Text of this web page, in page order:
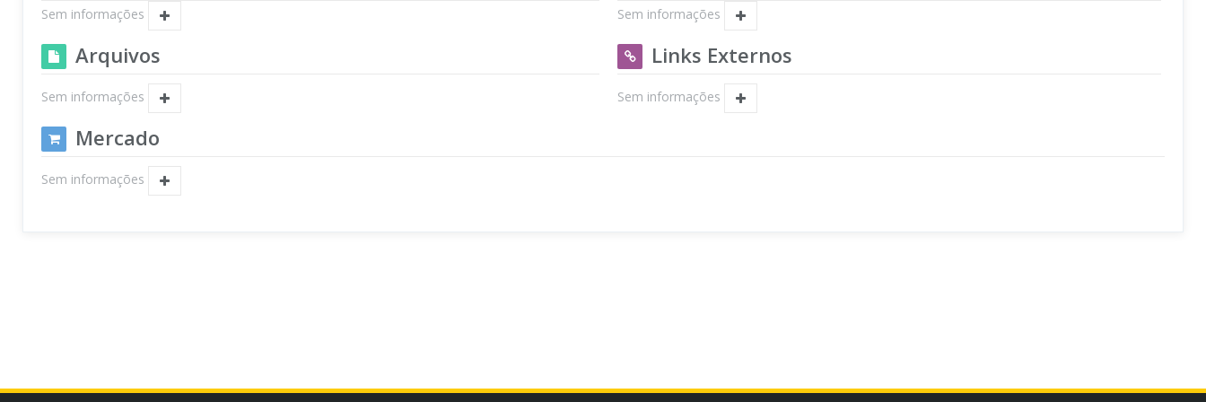
Sem informações Sem informações
Arquivos
Sem informações
Links Externos
Sem informações
Mercado
Sem informações